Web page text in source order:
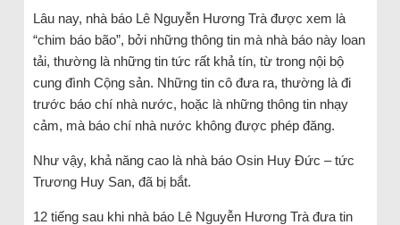
Lâu nay, nhà báo Lê Nguyễn Hương Trà được xem là
“chim báo bão”, bởi những thông tin mà nhà báo này loan
tải, thường là những tin tức rất khả tín, từ trong nội bộ
cung đình Cộng sản. Những tin cô đưa ra, thường là đi
trước báo chí nhà nước, hoặc là những thông tin nhạy
cảm, mà báo chí nhà nước không được phép đăng.
Như vậy, khả năng cao là nhà báo Osin Huy Đức – tức
Trương Huy San, đã bị bắt.
12 tiếng sau khi nhà báo Lê Nguyễn Hương Trà đưa tin